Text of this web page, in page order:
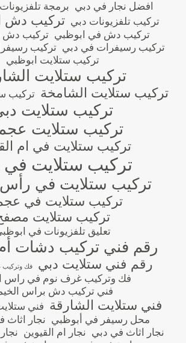
افضل نجار في دبي برمجة
تركيب تلفزيونات دبي تركيب دش
تركيب دش في ابوظبي تركيب دش
تركيب رسيفرات في دبي تركيب
تركيب ستلايت ابوظبي
تركيب ستلايت
تركيب ستلايت الشامخة تركيب
تركيب ستلايت
تركيب ستلايت
تركيب ستلايت في ام
تركيب ستلايت في
تركيب ستلايت في رأس
تركيب ستلايت في
تركيب ستلايت
تعليق تلفزيونات في
رقم فني تركيب دشات أم
رقم فني ستلايت دبي فك
فك وتركيب غرف نوم في راس
فني تركيب دش براس
فني ستلايت الشارقة فني
محل رسيفر في أبوظبي نجار اثاث
نجار اثاث في دبي نجار ام القيوين